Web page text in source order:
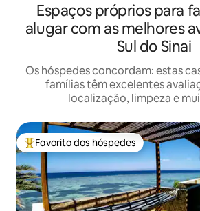
Espaços próprios para
alugar com as melhores
Sul do Sinai
Os hóspedes concordam: estas
famílias têm excelentes
localização, limpeza e
Favoritos dos hóspedes mais
Favorito dos hóspedes